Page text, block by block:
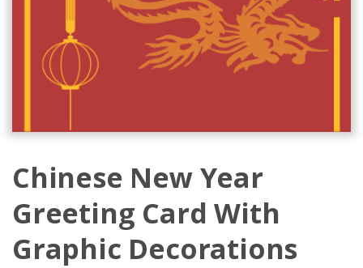
Chinese New Year
Greeting Card With
Graphic Decorations